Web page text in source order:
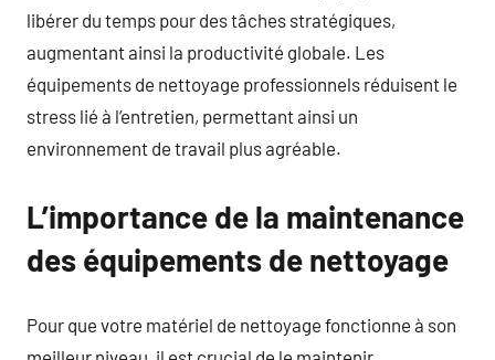
libérer du temps pour des tâches stratégiques,
augmentant ainsi la productivité globale. Les
équipements de nettoyage professionnels réduisent le
stress lié à l’entretien, permettant ainsi un
environnement de travail plus agréable.
L’importance de la maintenance
des équipements de nettoyage
Pour que votre matériel de nettoyage fonctionne à son